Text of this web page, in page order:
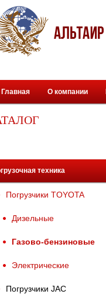
Главная О компании
техника
Погрузчики TOYOTA
Дизельные
Газово-бензиновые
Электрические
Погрузчики JAC